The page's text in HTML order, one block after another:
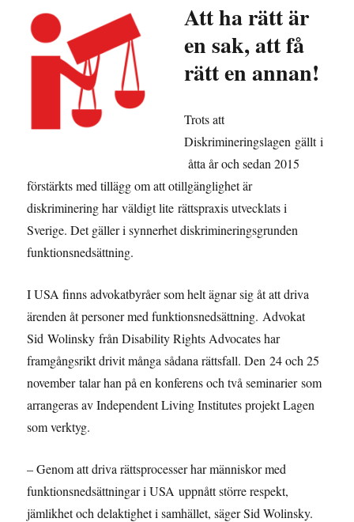
Att ha rätt är
en sak, att få
rätt en annan!
Trots att
Diskrimineringslagen gällt i
åtta år och sedan 2015
förstärkts med tillägg om att otillgänglighet är
diskriminering har väldigt lite rättspraxis utvecklats i
Sverige. Det gäller i synnerhet diskrimineringsgrunden
funktionsnedsättning.
I USA finns advokatbyråer som helt ägnar sig åt att driva
ärenden åt personer med funktionsnedsättning. Advokat
Sid Wolinsky från Disability Rights Advocates har
framgångsrikt drivit många sådana rättsfall. Den 24 och 25
november talar han på en konferens och två seminarier som
arrangeras av Independent Living Institutes projekt Lagen
som verktyg.
– Genom att driva rättsprocesser har människor med
funktionsnedsättningar i USA uppnått större respekt,
jämlikhet och delaktighet i samhället, säger Sid Wolinsky.